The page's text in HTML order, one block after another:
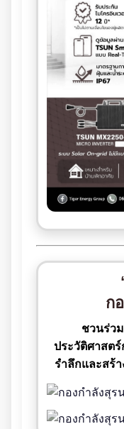
ก
ชวนร่ว
ประวัติศาสตร์
รำลึกและสร้